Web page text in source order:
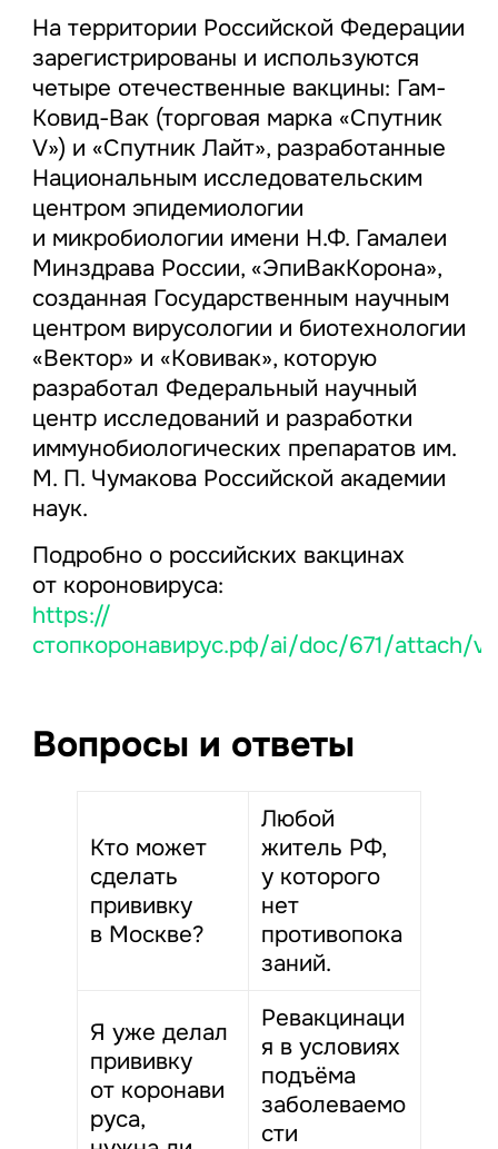
На территории Российской Федерации
зарегистрированы и используются
четыре отечественные вакцины: Гам-
Ковид-Вак (торговая марка «Спутник
V») и «Спутник Лайт», разработанные
Национальным исследовательским
центром эпидемиологии
и микробиологии имени Н.Ф. Гамалеи
Минздрава России, «ЭпиВакКорона»,
созданная Государственным научным
центром вирусологии и биотехнологии
«Вектор» и «Ковивак», которую
разработал Федеральный научный
центр исследований и разработки
иммунобиологических препаратов им.
М. П. Чумакова Российской академии
наук.
Подробно о российских вакцинах
от короновируса:
https://
стопкоронавирус.рф/ai/doc/671/attach/
Вопросы и ответы
Кто может
сделать
прививку
в Москве?
Любой
житель РФ,
у которого
нет
противопока
заний.
Я уже делал
прививку
от коронави
руса,
Ревакцинаци
я в условиях
подъёма
заболеваемо
сти